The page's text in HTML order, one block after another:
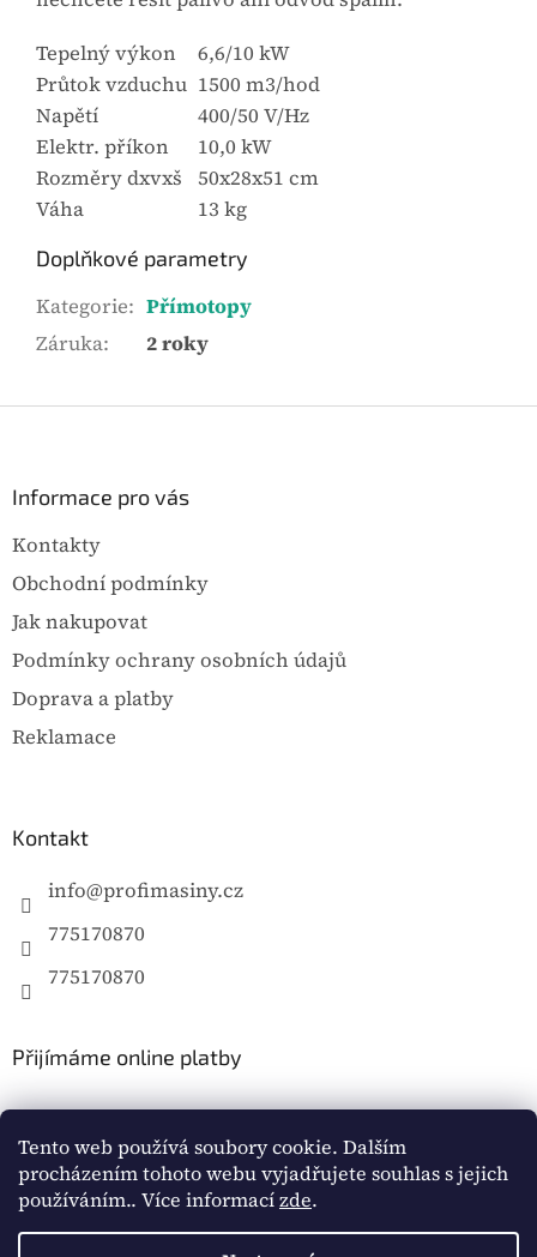
Tento web používá soubory cookie. Dalším
procházením tohoto webu vyjadřujete souhlas s jejich
používáním.. Více informacízde.
Tepelný výkon
6,6/10 kW
Průtok vzduchu 1500 m3/hod
Napětí
400/50 V/Hz
Elektr. příkon
10,0 kW
Rozměry dxvxš
50x28x51 cm
Váha
13 kg
Doplňkové parametry
Kategorie: Přímotopy
Záruka: 2 roky
Informace pro vás
Kontakty
Obchodní podmínky
Jak nakupovat
Podmínky ochrany osobních údajů
Doprava a platby
Reklamace
Kontakt
info@profimasiny.cz
775170870
775170870
Přijímáme online platby
Vytvořil Shoptet